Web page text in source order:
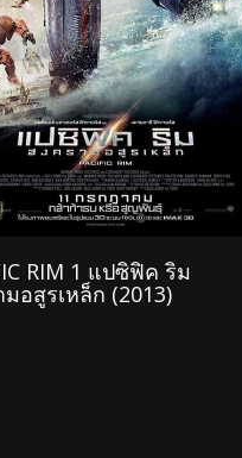
RIM 1 แปซิฟิค ริม
อสูรเหล็ก (2013)